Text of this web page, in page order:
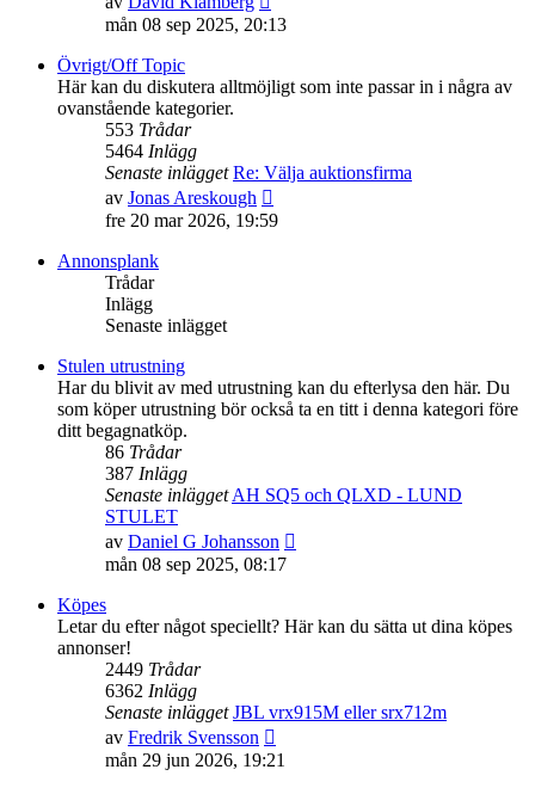
till
inlägget
mån 08 sep 2025, 20:13
Övrigt/Off Topic
Här kan du diskutera alltmöjligt som inte passar in i några av
ovanstående kategorier.
553 Trådar
5464 Inlägg
Senaste inlägget Re: Välja auktionsfirma
av Jonas Areskough
till
fre 20 mar 2026, 19:59
Annonsplank
Trådar
Inlägg
Senaste inlägget
Stulen utrustning
Har du blivit av med utrustning kan du efterlysa den här. Du
som köper utrustning bör också ta en titt i denna kategori före
ditt begagnatköp.
86 Trådar
387 Inlägg
Senaste inlägget AH SQ5 och QLXD - LUND
STULET
av Daniel G Johansson
inlägget
mån 08 sep 2025, 08:17
Köpes
Letar du efter något speciellt? Här kan du sätta ut dina köpes
annonser!
2449 Trådar
6362 Inlägg
Senaste inlägget JBL vrx915M eller srx712m
av Fredrik Svensson
till
mån 29 jun 2026, 19:21